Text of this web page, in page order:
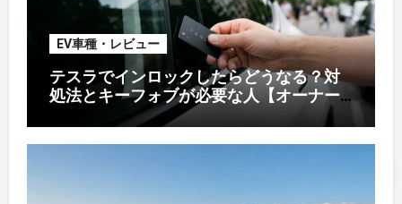
EV車種・レビュー
テスラでインロックしたらどうなる？対
処法とキーフォブが必要な人【オーナー